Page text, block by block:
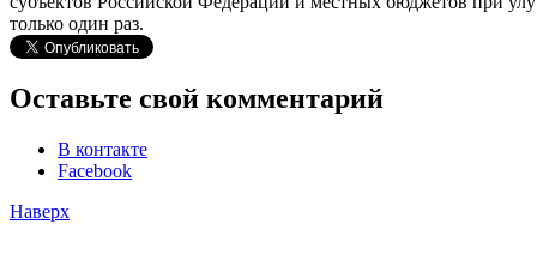
только один раз.
Оставьте свой комментарий
В контакте
Facebook
Наверх